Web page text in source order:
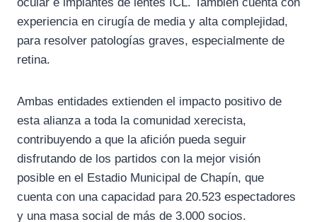
ocular e implantes de lentes ICL. También cuenta con
experiencia en cirugía de media y alta complejidad,
para resolver patologías graves, especialmente de
retina.
Ambas entidades extienden el impacto positivo de
esta alianza a toda la comunidad xerecista,
contribuyendo a que la afición pueda seguir
disfrutando de los partidos con la mejor visión
posible en el Estadio Municipal de Chapín, que
cuenta con una capacidad para 20.523 espectadores
y una masa social de más de 3.000 socios.